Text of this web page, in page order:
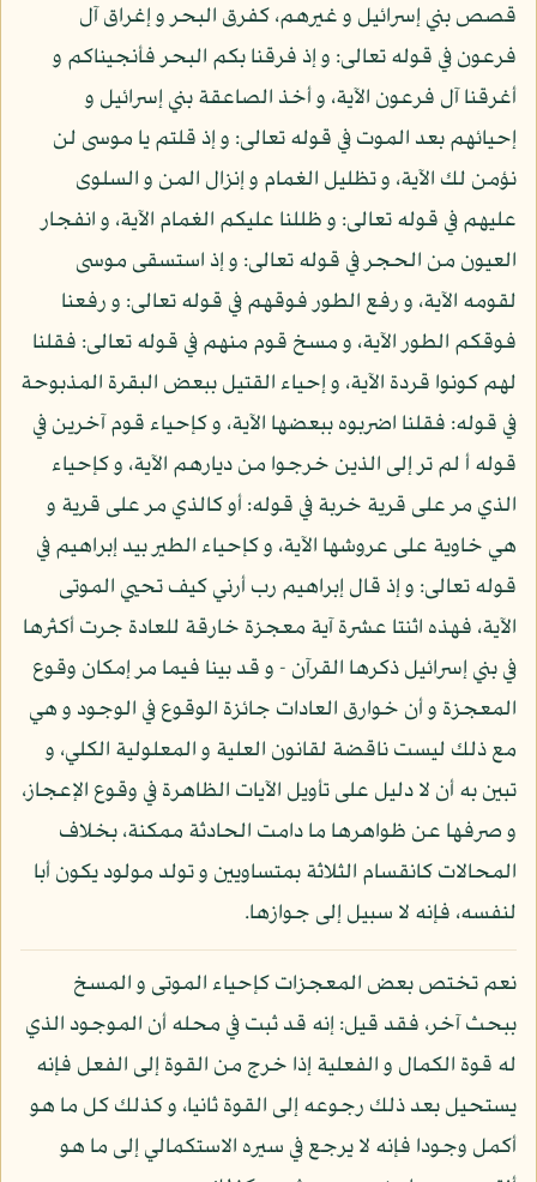
قصص بني إسرائيل و غيرهم، كفرق البحر و إغراق آل
فرعون في قوله تعالى: و إذ فرقنا بكم البحر فأنجيناكم و
أغرقنا آل فرعون الآية، و أخذ الصاعقة بني إسرائيل و
إحيائهم بعد الموت في قوله تعالى: و إذ قلتم يا موسى لن
نؤمن لك الآية، و تظليل الغمام و إنزال المن و السلوى
عليهم في قوله تعالى: و ظللنا عليكم الغمام الآية، و انفجار
العيون من الحجر في قوله تعالى: و إذ استسقى موسى
لقومه الآية، و رفع الطور فوقهم في قوله تعالى: و رفعنا
فوقكم الطور الآية، و مسخ قوم منهم في قوله تعالى: فقلنا
لهم كونوا قردة الآية، و إحياء القتيل ببعض البقرة المذبوحة
في قوله: فقلنا اضربوه ببعضها الآية، و كإحياء قوم آخرين في
قوله أ لم تر إلى الذين خرجوا من ديارهم الآية، و كإحياء
الذي مر على قرية خربة في قوله: أو كالذي مر على قرية و
هي خاوية على عروشها الآية، و كإحياء الطير بيد إبراهيم في
قوله تعالى: و إذ قال إبراهيم رب أرني كيف تحيي الموتى
الآية، فهذه اثنتا عشرة آية معجزة خارقة للعادة جرت أكثرها
في بني إسرائيل ذكرها القرآن - و قد بينا فيما مر إمكان وقوع
المعجزة و أن خوارق العادات جائزة الوقوع في الوجود و هي
مع ذلك ليست ناقضة لقانون العلية و المعلولية الكلي، و
تبين به أن لا دليل على تأويل الآيات الظاهرة في وقوع الإعجاز،
و صرفها عن ظواهرها ما دامت الحادثة ممكنة، بخلاف
المحالات كانقسام الثلاثة بمتساويين و تولد مولود يكون أبا
لنفسه، فإنه لا سبيل إلى جوازها.
نعم تختص بعض المعجزات كإحياء الموتى و المسخ
ببحث آخر، فقد قيل: إنه قد ثبت في محله أن الموجود الذي
له قوة الكمال و الفعلية إذا خرج من القوة إلى الفعل فإنه
يستحيل بعد ذلك رجوعه إلى القوة ثانيا، و كذلك كل ما هو
أكمل وجودا فإنه لا يرجع في سيره الاستكمالي إلى ما هو